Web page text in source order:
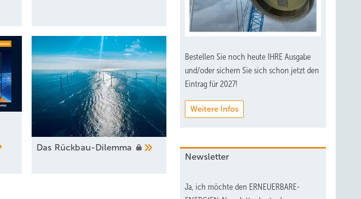
Das Rückbau-Dilemma
Bestellen Sie noch heute IHRE Ausgabe
und/oder sichern Sie sich schon jetzt den
Eintrag für 2027!
Weitere Infos
Newsletter
Ja, ich möchte den ERNEUERBARE-